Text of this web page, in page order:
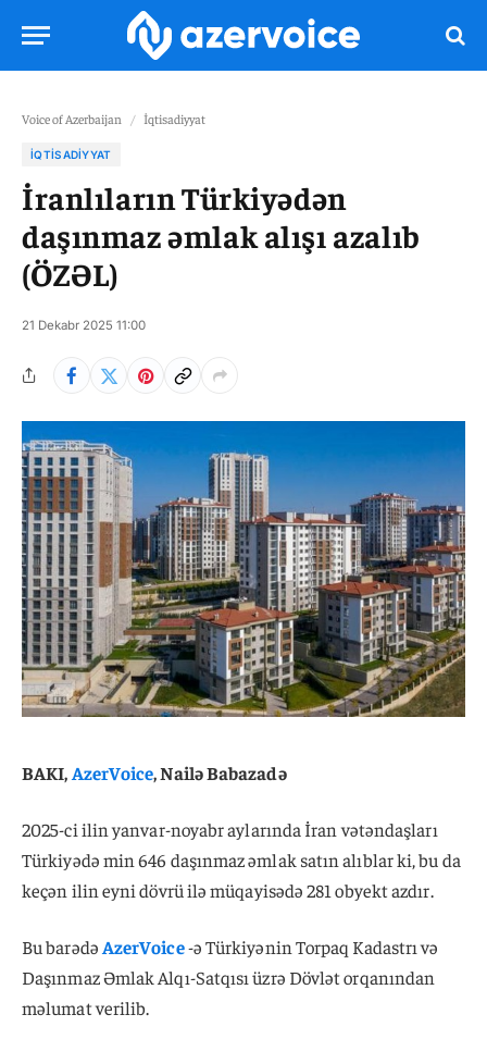
Voice of Azerbaijan / İqtisadiyyat
İQTISADIYYAT
İranlıların Türkiyədən
daşınmaz əmlak alışı azalıb
(ÖZƏL)
21 Dekabr 2025 11:00
BAKI,AzerVoice, Nailə Babazadə
2025-ci ilin yanvar-noyabr aylarında İran vətəndaşları
Türkiyədə min 646 daşınmaz əmlak satın alıblar ki, bu da
keçən ilin eyni dövrü ilə müqayisədə 281 obyekt azdır.
Bu barədəAzerVoice-ə Türkiyənin Torpaq Kadastrı və
Daşınmaz Əmlak Alqı-Satqısı üzrə Dövlət orqanından
məlumat verilib.